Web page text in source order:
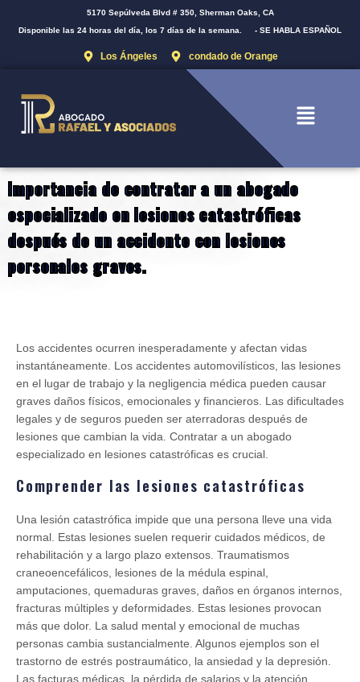
5170 Sepúlveda Blvd # 350, Sherman Oaks, CA
Disponible las 24 horas del día, los 7 días de la semana.
- SE HABLA ESPAÑOL
Los Ángeles condado de Orange
Importancia de contratar a un abogado
especializado en lesiones catastróficas
después de un accidente con lesiones
personales graves.
Los accidentes ocurren inesperadamente y afectan vidas
instantáneamente. Los accidentes automovilísticos, las lesiones
en el lugar de trabajo y la negligencia médica pueden causar
graves daños físicos, emocionales y financieros. Las dificultades
legales y de seguros pueden ser aterradoras después de
lesiones que cambian la vida. Contratar a un abogado
especializado en lesiones catastróficas es crucial.
Comprender las lesiones catastróficas
Una lesión catastrófica impide que una persona lleve una vida
normal. Estas lesiones suelen requerir cuidados médicos, de
rehabilitación y a largo plazo extensos. Traumatismos
craneoencefálicos, lesiones de la médula espinal,
amputaciones, quemaduras graves, daños en órganos internos,
fracturas múltiples y deformidades. Estas lesiones provocan
más que dolor. La salud mental y emocional de muchas
personas cambia sustancialmente. Algunos ejemplos son el
trastorno de estrés postraumático, la ansiedad y la depresión.
Las facturas médicas, la pérdida de salarios y la atención